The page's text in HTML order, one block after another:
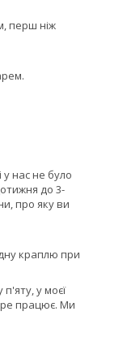
перш ніж
у нас не було
до 3-
про яку ви
краплю при
у моєї
працює. Ми